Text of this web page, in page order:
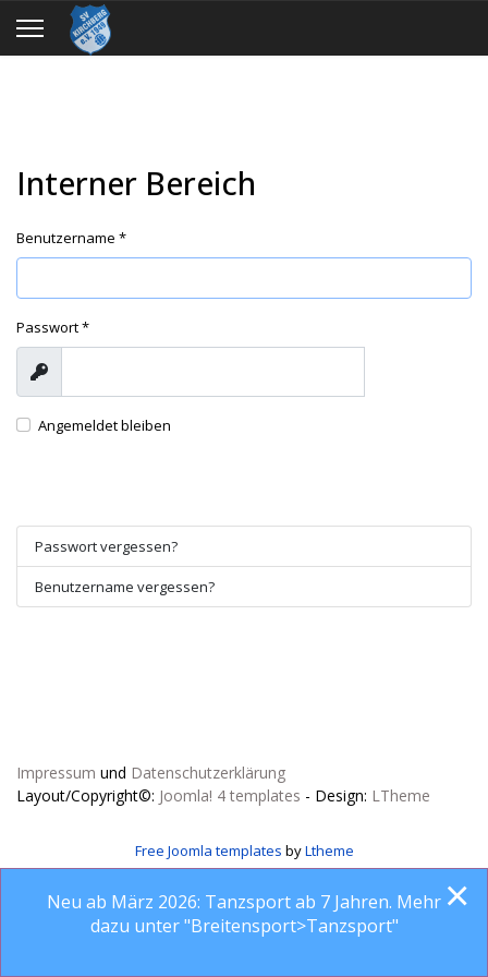
Interner Bereich
Benutzername *
Passwort*
Anzeigen
Angemeldet bleiben
Passwort vergessen?
Benutzername vergessen?
Impressum und Datenschutzerklärung
Layout/Copyright©: Joomla! 4 templates - Design: LTheme
Free Joomla templates byLtheme
×
Neu ab März 2026: Tanzsport ab 7 Jahren. Mehr
dazu unter "Breitensport>Tanzsport"